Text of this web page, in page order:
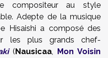
compositeur au style
Adepte de la musique
Hisaishi a composé des
les plus grands chef-
(Nausicaa, Mon Voisin